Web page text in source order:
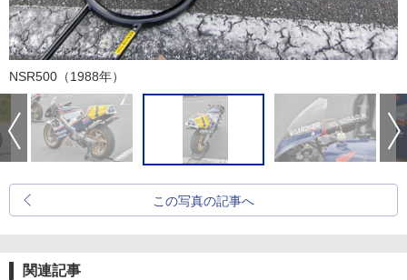
NSR500（1988年）
この写真の記事へ
関連記事